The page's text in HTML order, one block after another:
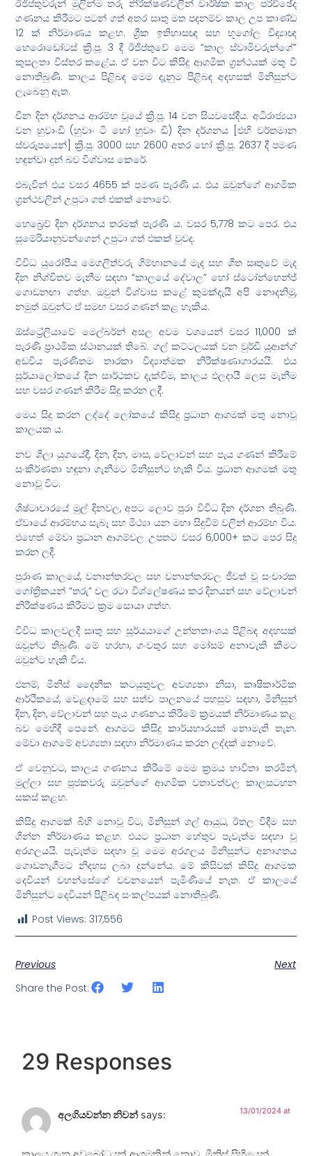
ඊජිප්තුවරුන් මුලින්ම තරු නිරීක්ෂණවලින් වාර්ෂික කාල පරිච්ඡේද
ගණනය කිරීමට පටන් ගත් අතර සෘතු මත පදනම්ව කාල උප කාණ්ඩ
12 ක් නිර්මාණය කළහ. ග්‍රීක ඉතිහාසඥ සහ භූගෝල විද්‍යාඥ
හෙරොඩෝටස් ක්‍රි.පූ. 3 දී ඊජිප්තුවේ මෙම “කාල ස්වාමිවරුන්ගේ”
කුසලතා විස්තර කළේය. ඒ වන විට කිසිදු ආගමික ග්‍රන්ථයක් මතු වී
නොතිබුණි. කාලය පිළිබඳ මෙම දැනුම පිළිබඳ අදහසක් මිනිසුන්ට
ලැබෙනු ඇත.
චීන දින දර්ශනය ආරම්භ වූයේ ක්‍රි.පූ. 14 වන සියවසේදීය. අධිරාජ්‍යයා
වන හුවාංඩි (හුවාං ටි හෝ හුවාං ඩි) දින දර්ශනය [එහි වර්තමාන
ස්වරූපයෙන්] ක්‍රි.පූ. 3000 සහ 2600 අතර හෝ ක්‍රි.පූ. 2637 දී පමණ
හඳුන්වා දුන් බව විශ්වාස කෙරේ.
එබැවින් එය වසර 4655 ක් පමණ පැරණි ය. එය ඔවුන්ගේ ආගමික
ග්‍රන්ථවලින් උපුටා ගත් එකක් නොවේ.
හෙබ්‍රෙව් දින දර්ශනය තරමක් පැරණි ය. වසර 5,778 කට පෙර. එය
සුමේරියානුවන්ගෙන් උපුටා ගත් එකක් වුවද.
විවිධ යුරෝපීය මෙගලිත්වරු ගිම්හානයේ මැද සහ ශීත ඍතුවේ මැද
දින නිශ්චිතව මැනීම සඳහා “කාලයේ දේවාල” හෝ ස්ටෝන්හෙන්ජ්
ගොඩනඟා ගත්හ. ඔවුන් විශ්වාස කළේ කුමක්දැයි අපි නොදනිමු,
නමුත් ඔවුන්ට ඒ සමඟ වසර ගණන් කළ හැකිය.
ඕස්ට්‍රේලියාවේ මෙල්බර්න් අසල අවම වශයෙන් වසර 11,000 ක්
පැරණි ප්‍රාථමික ස්ථානයක් තිබේ. ගල් කට්ටලයක් වන වුර්ඩි යූආන්ග්
අඩවිය පැරණිතම තාරකා විද්‍යාත්මක නිරීක්ෂණාගාරයයි. එය
සූර්යාලෝකයේ දින සාර්ථකව දැක්වීම, කාලය ඵලදායී ලෙස මැනීම
සහ වසර ගණන් කිරීම සිදු කරන ලදී.
මෙය සිදු කරන ලද්දේ ලෝකයේ කිසිදු ප්‍රධාන ආගමක් මතු නොවූ
කාලයක ය.
නව ශිලා යුගයේදී, දින, දින, මාස, වේලාවන් සහ පැය ගණන් කිරීමේ
සංකීර්ණතා හඳුනා ගැනීමට මිනිසුන්ට හැකි විය. ප්‍රධාන ආගමක් මතු
නොවූ විට.
ශිෂ්ටාචාරයේ මුල් දිනවල, අපට ලොව පුරා විවිධ දින දර්ශන තිබුණි.
ඒවායේ ආරම්භය සැබෑ සහ මිථ්‍යා යන මහා සිදුවීම් වලින් ආරම්භ විය.
එහෙත් මේවා ප්‍රධාන ආගම්වල උපතට වසර 6,000+ කට පෙර සිදු
කරන ලදී.
පුරාණ කාලයේ, වනාන්තරවල සහ වනාන්තරවල ජීවත් වූ සංචාරක
ගෝත්‍රිකයන් “තරු” වල රටා විශ්ලේෂණය කර දිනයන් සහ වේලාවන්
නිරීක්ෂණය කිරීමට ක්‍රම සොයා ගත්හ.
විවිධ කාලවලදී සෘතු සහ සූර්යයාගේ උන්නතාංශය පිළිබඳ අදහසක්
ඔවුන්ට තිබුණි. මේ හරහා, ගංවතුර සහ මෝසම් අනාවැකි කීමට
ඔවුන්ට හැකි විය.
එනම්, මිනිස් දෛනික කටයුතුවල අවශ්‍යතා නිසා, කෘෂිකාර්මික
ආර්ථිකයේ, වෙළඳාමේ සහ සත්ව පාලනයේ පහසුව සඳහා, මිනිසුන්
දින, දින, වේලාවන් සහ පැය ගණනය කිරීමේ ක්‍රමයක් නිර්මාණය කළ
බව මෙහිදී පෙනේ. ආගමට කිසිදු කාර්යභාරයක් නොමැති තැන.
මේවා ආගමේ අවශ්‍යතා සඳහා නිර්මාණය කරන ලද්දක් නොවේ.
ඒ වෙනුවට, කාලය ගණනය කිරීමේ මෙම ක්‍රමය භාවිතා කරමින්,
මුල්ලා සහ පූජකවරු ඔවුන්ගේ ආගමික වතාවත්වල කාලසටහන
සකස් කළහ.
කිසිදු ආගමක් බිහි නොවූ විට, මිනිසුන් ගල් ආයුධ, ඊතල විදීම සහ
ගින්න නිර්මාණය කළහ. එයට ප්‍රධාන හේතුව පැවැත්ම සඳහා වූ
අරගලයයි. පැවැත්ම සඳහා වූ මෙම අරගලය මිනිසුන්ට අනාගතය
ගොඩනැගීමට නිදහස ලබා දුන්නේය. මේ කිසිවක් කිසිදු ආගමක
දෙවියන් වහන්සේගේ වචනයෙන් පැමිණියේ නැත. ඒ කාලයේ
මිනිසුන්ට දෙවියන් පිළිබඳ සංකල්පයක් නොතිබුණි.
Post Views: 317,556
Previous
Next
Share the Post:
29 Responses
අලගියවන්න නිවන් says: 13/01/2024 at
කාලය ගැන අවබෝධයක් ආගමකින් නොව, මිනිස් සිහියෙන්